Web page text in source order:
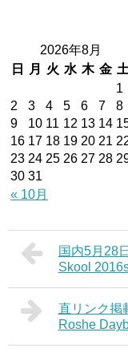
2026年8月
日
月 火 水 木 金 土
« 10月
1
2
3 4 5 6 7
8
9
10 11 12 13 14
16 17 18 19 20 21
23 24 25 26 27 28
30 31
国内5月28
Skool
直リンク掲
Roshe